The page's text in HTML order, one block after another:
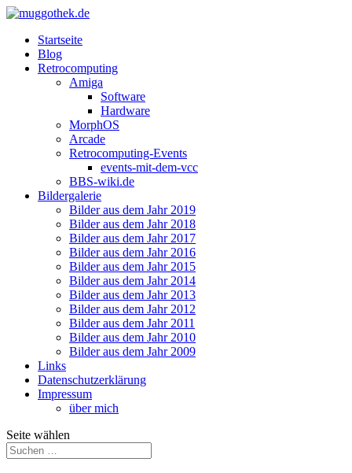
Startseite
Blog
Retrocomputing
Amiga
Software
Hardware
MorphOS
Arcade
Retrocomputing-Events
events-mit-dem-vcc
BBS-wiki.de
Bildergalerie
Bilder aus dem Jahr 2019
Bilder aus dem Jahr 2018
Bilder aus dem Jahr 2017
Bilder aus dem Jahr 2016
Bilder aus dem Jahr 2015
Bilder aus dem Jahr 2014
Bilder aus dem Jahr 2013
Bilder aus dem Jahr 2012
Bilder aus dem Jahr 2011
Bilder aus dem Jahr 2010
Bilder aus dem Jahr 2009
Links
Datenschutzerklärung
Impressum
über mich
Seite wählen